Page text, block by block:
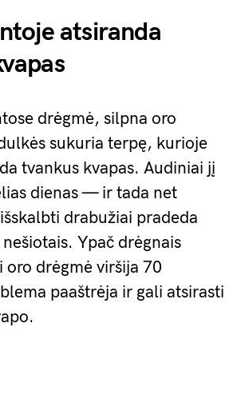
atsiranda
drėgmė, silpna oro
sukuria terpę, kurioje
tvankus kvapas. Audiniai jį
dienas — ir tada net
drabužiai pradeda
Ypač drėgnais
oro drėgmė viršija 70
paaštrėja ir gali atsirasti